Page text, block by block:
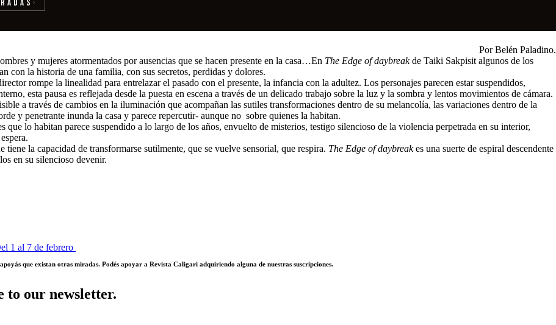
›
Por Belén Paladino.
y mujeres atormentados por ausencias que se hacen presente en la casa…En The Edge of daybreakde Taiki Sakpisit algunos de los
con la historia de una familia, con sus secretos, perdidas y dolores.
rompe la linealidad para entrelazar el pasado con el presente, la infancia con la adultez. Los personajes parecen estar suspendidos,
esta pausa es reflejada desde la puesta en escena a través de un delicado trabajo sobre la luz y la sombra y lentos movimientos de cámara.
a través de cambios en la iluminación que acompañan las sutiles transformaciones dentro de su melancolía, las variaciones dentro de la
y penetrante inunda la casa y parece repercutir- aunque no sobre quienes la habitan.
lo habitan parece suspendido a lo largo de los años, envuelto de misterios, testigo silencioso de la violencia perpetrada en su interior,
la capacidad de transformarse sutilmente, que se vuelve sensorial, que respira. The Edge of daybreakes una suerte de espiral descendente
en su silencioso devenir.
1 al 7 de febrero
que existan otras miradas. Podés apoyar a Revista Caligari adquiriendo alguna de nuestras suscripciones.
to our newsletter.